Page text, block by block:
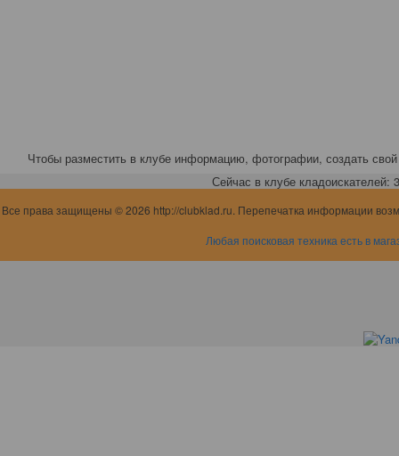
Чтобы разместить в клубе информацию, фотографии, создать свой
Сейчас в клубе кладоискателей:
Все права защищены © 2026 http://clubklad.ru. Перепечатка информации
Любая поисковая техника есть в